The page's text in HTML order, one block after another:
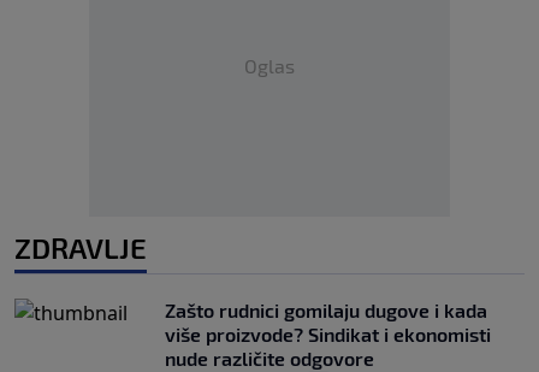
Oglas
ZDRAVLJE
Zašto rudnici gomilaju dugove i kada
više proizvode? Sindikat i ekonomisti
nude različite odgovore